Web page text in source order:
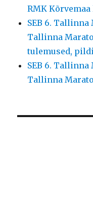
RMK Kõrvemaa
SEB 6. Tallinna
Tallinna
tulemused,
SEB 6. Tallinna
Tallinna